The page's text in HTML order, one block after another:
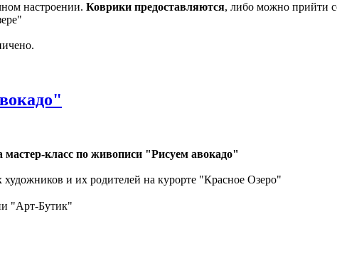
настроении. Коврики предоставляются, либо можно прийти
класс по живописи "Рисуем авокадо"
и их родителей на курорте "Красное Озеро"
"Арт-Бутик"